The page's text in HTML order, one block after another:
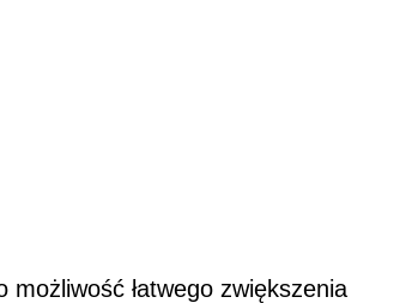
łatwego zwiększenia